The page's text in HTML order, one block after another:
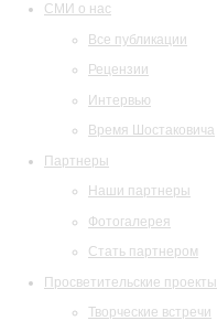
СМИ о нас
Все публикации
Рецензии
Интервью
Время Шостаковича
Партнеры
Наши партнеры
Фотогалерея
Стать партнером
Просветительские проекты
Творческие встречи